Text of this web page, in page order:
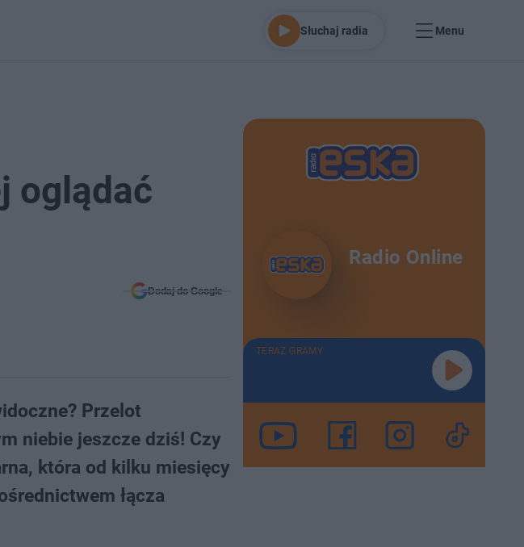
Słuchaj radia Menu
oglądać
Dodaj do Google
Przelot
niebie jeszcze dziś! Czy
która od kilku miesięcy
łącza
Radio Online
TERAZ GRAMY